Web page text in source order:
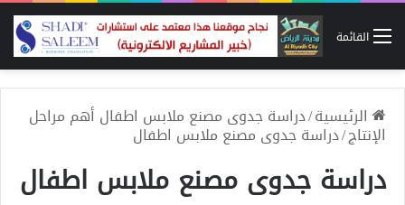
القائمة
الرئيسية/دراسة جدوى مصنع ملابس اطفال أهم مراحل
الإنتاج/دراسة جدوى مصنع ملابس اطفال
دراسة جدوى مصنع ملابس اطفال